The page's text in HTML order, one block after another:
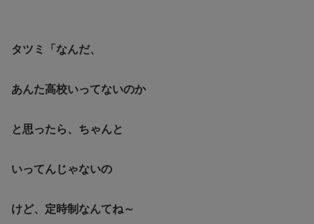
タツミ「なんだ、
あんた高校いってないのか
と思ったら、 ちゃんと
いってんじゃないの
けど、定時制なんてね～